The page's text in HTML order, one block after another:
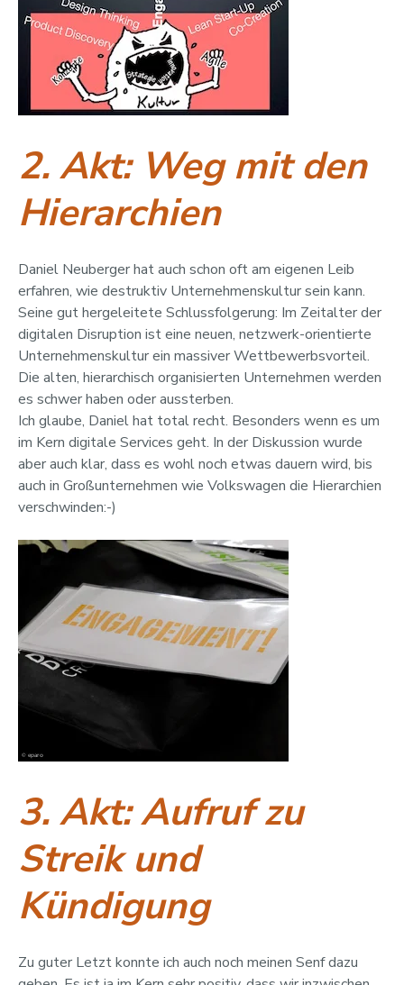
2. Akt: Weg mit den
Hierarchien
Daniel Neuberger hat auch schon oft am eigenen Leib
erfahren, wie destruktiv Unternehmenskultur sein kann.
Seine gut hergeleitete Schlussfolgerung: Im Zeitalter der
digitalen Disruption ist eine neuen, netzwerk-orientierte
Unternehmenskultur ein massiver Wettbewerbsvorteil.
Die alten, hierarchisch organisierten Unternehmen werden
es schwer haben oder aussterben.
Ich glaube, Daniel hat total recht. Besonders wenn es um
im Kern digitale Services geht. In der Diskussion wurde
aber auch klar, dass es wohl noch etwas dauern wird, bis
auch in Großunternehmen wie Volkswagen die Hierarchien
verschwinden:-)
3. Akt: Aufruf zu
Streik und
Kündigung
Zu guter Letzt konnte ich auch noch meinen Senf dazu